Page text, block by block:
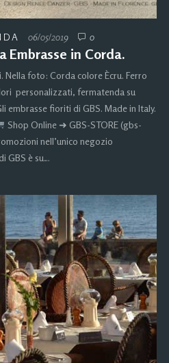
06/05/2019 0
Embrasse in Corda.
Nella foto: Corda colore Ècru. Ferro
personalizzati, fermatenda su
embrasse fioriti di GBS. Made in Italy.
Shop Online ➜ GBS-STORE (gbs-
nell’unico negozio
GBS è su…